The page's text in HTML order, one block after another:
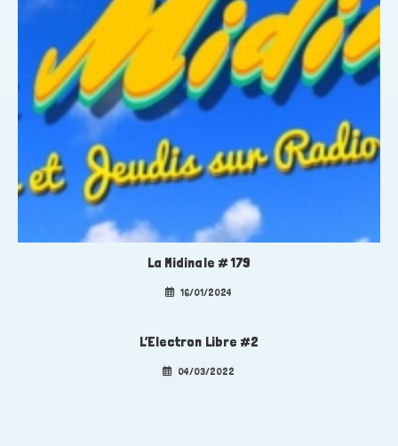
La Midinale # 179
16/01/2024
L’Electron Libre #2
04/03/2022